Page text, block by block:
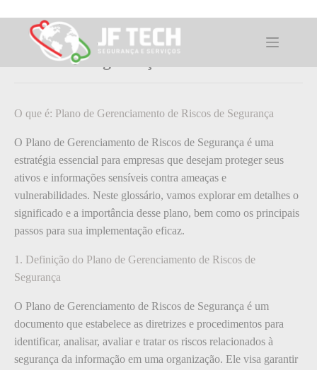
para
conteúdoO que é: Plano de Gerenciamento de
Riscos de Segurança
O que é: Plano de Gerenciamento de Riscos de Segurança
O Plano de Gerenciamento de Riscos de Segurança é uma
estratégia essencial para empresas que desejam proteger seus
ativos e informações sensíveis contra ameaças e
vulnerabilidades. Neste glossário, vamos explorar em detalhes o
significado e a importância desse plano, bem como os principais
passos para sua implementação eficaz.
1. Definição do Plano de Gerenciamento de Riscos de
Segurança
O Plano de Gerenciamento de Riscos de Segurança é um
documento que estabelece as diretrizes e procedimentos para
identificar, analisar, avaliar e tratar os riscos relacionados à
segurança da informação em uma organização. Ele visa garantir